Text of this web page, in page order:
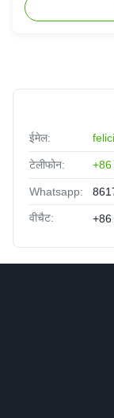
ईमेल:
टेलीफोन:
Whatsapp:
वीचैट: